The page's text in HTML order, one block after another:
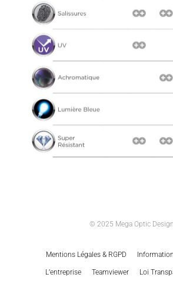
© 2025 Mega Optic Design
Mentions Légales & RGPD
L’entreprise Teamviewer Loi